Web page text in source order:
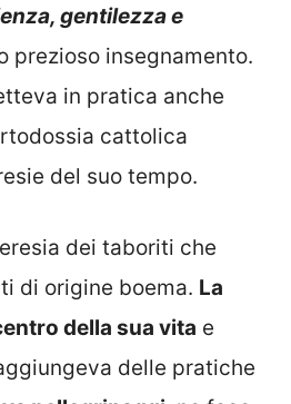
gentilezza e
prezioso insegnamento.
in pratica anche
cattolica
del suo tempo.
dei taboriti che
di origine boema. La
della sua vita e
delle pratiche